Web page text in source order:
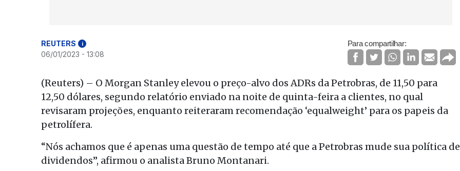
REUTERS i
06/01/2023 - 13:08
Para compartilhar:
(Reuters) – O Morgan Stanley elevou o preço-alvo dos ADRs da Petrobras, de 11,50 para
12,50 dólares, segundo relatório enviado na noite de quinta-feira a clientes, no qual
revisaram projeções, enquanto reiteraram recomendação ‘equalweight’ para os papeis da
petrolífera.
“Nós achamos que é apenas uma questão de tempo até que a Petrobras mude sua política de
dividendos”, afirmou o analista Bruno Montanari.